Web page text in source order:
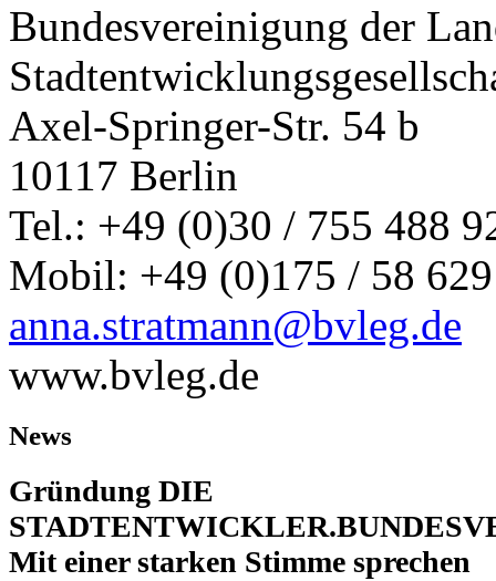
Bundesvereinigung der
Axel-Springer-Str. 54 b
10117 Berlin
Tel.: +49 (0)30 / 755 488
Mobil: +49 (0)175 / 58
anna.stratmann@bvleg.de
www.bvleg.de
News
Gründung DIE
Mit einer starken Stimme sprechen